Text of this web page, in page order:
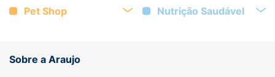
Pet Shop Nutrição Saudável
Sobre a Araujo